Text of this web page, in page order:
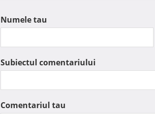
Numele tau
Subiectul comentariului
Comentariul tau